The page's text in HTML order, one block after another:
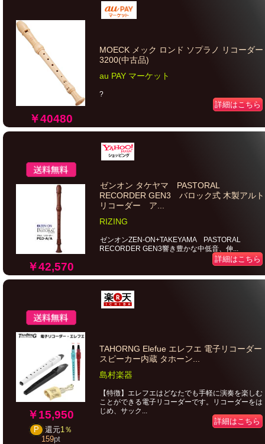
￥40480
MOECK メック ロンド ソプラノ リコーダー
3200(中古品)
au PAY マーケット
?
詳細はこちら
￥42,570
ゼンオン タケヤマ PASTORAL
RECORDER GEN3 バロック式 木製アルト
リコーダー ア...
RIZING
ゼンオンZEN-ON+TAKEYAMA PASTORAL
RECORDER GEN3響き豊かな中低音、伸...
詳細はこちら
￥15,950
P 還元1％
159pt
TAHORNG Elefue エレフエ 電子リコーダー
スピーカー内蔵 タホーン...
島村楽器
【特徴】エレフエはどなたでも手軽に演奏を楽しむ
ことができる電子リコーダーです。リコーダーをは
じめ、サック...
詳細はこちら